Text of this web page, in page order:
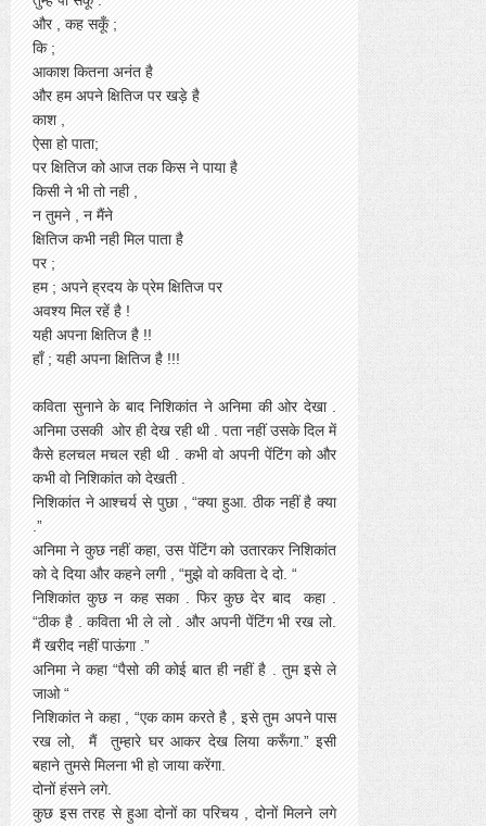
और , कह सकूँ ;
कि ;
आकाश कितना अनंत है
और हम अपने क्षितिज पर खड़े है
काश ,
ऐसा हो पाता;
पर क्षितिज को आज तक किस ने पाया है
किसी ने भी तो नही ,
न तुमने , न मैंने
क्षितिज कभी नही मिल पाता है
पर ;
हम ; अपने ह्रदय के प्रेम क्षितिज पर
अवश्य मिल रहें है !
यही अपना क्षितिज है !!
हाँ ; यही अपना क्षितिज है !!!
कविता सुनाने के बाद निशिकांत ने अनिमा की ओर देखा .
अनिमा उसकी ओर ही देख रही थी . पता नहीं उसके दिल में
कैसे हलचल मचल रही थी . कभी वो अपनी पेंटिंग को और
कभी वो निशिकांत को देखती .
निशिकांत ने आश्चर्य से पुछा , “क्या हुआ. ठीक नहीं है क्या
.”
अनिमा ने कुछ नहीं कहा, उस पेंटिंग को उतारकर निशिकांत
को दे दिया और कहने लगी , “मुझे वो कविता दे दो. “
निशिकांत कुछ न कह सका . फिर कुछ देर बाद कहा .
“ठीक है . कविता भी ले लो . और अपनी पेंटिंग भी रख लो.
मैं खरीद नहीं पाऊंगा .”
अनिमा ने कहा “पैसो की कोई बात ही नहीं है . तुम इसे ले
जाओ “
निशिकांत ने कहा , “एक काम करते है , इसे तुम अपने पास
रख लो, मैं तुम्हारे घर आकर देख लिया करूँगा.” इसी
बहाने तुमसे मिलना भी हो जाया करेंगा.
दोनों हंसने लगे.
कुछ इस तरह से हुआ दोनों का परिचय , दोनों मिलने लगे